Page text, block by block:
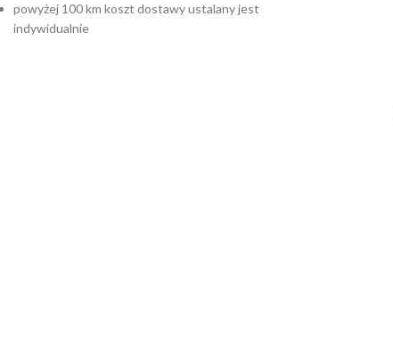
powyżej 100 km koszt dostawy ustalany jest
indywidualnie